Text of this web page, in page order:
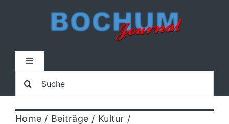
Toggle
Home
Lokal
Suche
nach:
Home Beiträge
Kultur